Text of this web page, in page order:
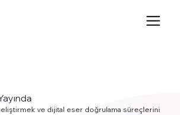
ve dijital eser doğrulama süreçlerini